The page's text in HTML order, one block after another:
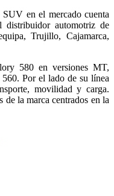
en el mercado cuenta
distribuidor automotriz de
Trujillo, Cajamarca,
580 en versiones MT,
Por el lado de su línea
movilidad y carga.
de la marca centrados en la